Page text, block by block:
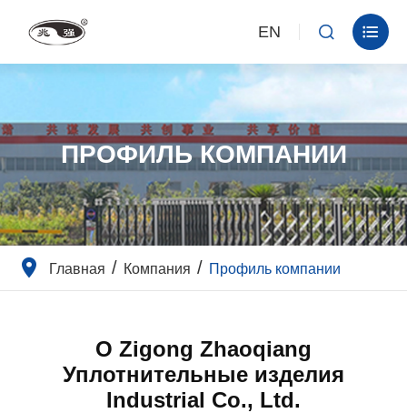
EN  
ПРОФИЛЬ КОМПАНИИ
Главная Компания Профиль компании
О Zigong Zhaoqiang
Уплотнительные изделия
Industrial Co., Ltd.